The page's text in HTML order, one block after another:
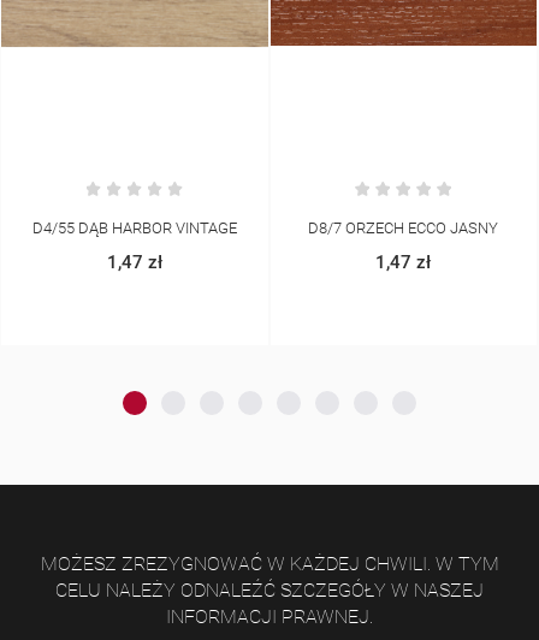
D8/7 ORZECH ECCO JASNY
1,47 zł
265 GRANATOWY
1,37 zł
MOŻESZ ZREZYGNOWAĆ W KAŻDEJ CHWILI. W TYM
CELU NALEŻY ODNALEŹĆ SZCZEGÓŁY W NASZEJ
INFORMACJI PRAWNEJ.